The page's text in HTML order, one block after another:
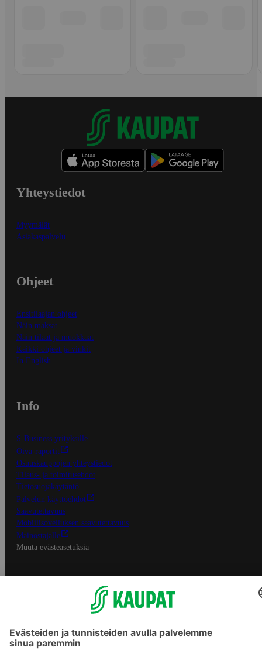
Yhteystiedot
Myymälät
Asiakaspalvelu
Ohjeet
Ensitilaajan ohjeet
Näin maksat
Näin tilaat ja muokkaat
Kaikki ohjeet ja vinkit
In English
Info
S-Business yrityksille
Oiva-raportit
Osuuskauppojen yhteystiedot
Tilaus- ja toimitusehdot
Tietosuojakäytäntö
Palvelun käyttöehdot
Saavutettavuus
Mobiilisovelluksen saavutettavuus
Mainostajalle
Muuta evästeasetuksia
S-ryhmän palvelut
Asiakasomistajuus
Yhteishyvä Ruoka -sovellus